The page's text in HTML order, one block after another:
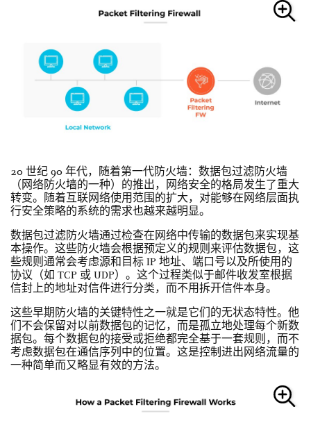
20 世纪 90 年代，随着第一代防火墙：数据包过滤防火墙
（网络防火墙的一种）的推出，网络安全的格局发生了重大
转变。随着互联网络使用范围的扩大，对能够在网络层面执
行安全策略的系统的需求也越来越明显。
数据包过滤防火墙通过检查在网络中传输的数据包来实现基
本操作。这些防火墙会根据预定义的规则来评估数据包，这
些规则通常会考虑源和目标 IP 地址、端口号以及所使用的
协议（如 TCP 或 UDP）。这个过程类似于邮件收发室根据
信封上的地址对信件进行分类，而不用拆开信件本身。
这些早期防火墙的关键特性之一就是它们的无状态特性。他
们不会保留对以前数据包的记忆，而是孤立地处理每个新数
据包。每个数据包的接受或拒绝都完全基于一套规则，而不
考虑数据包在通信序列中的位置。这是控制进出网络流量的
一种简单而又略显有效的方法。